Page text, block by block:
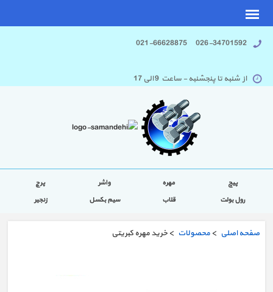
026-34701592 021-66628875
از شنبه تا پنجشنبه - ساعت 9 الی 17
پیچ مهره واشر
پرچ
رول بولت
قلاب سیم بکسل زنجیر
صفحه اصلی > محصولات > خرید مهره کبریتی